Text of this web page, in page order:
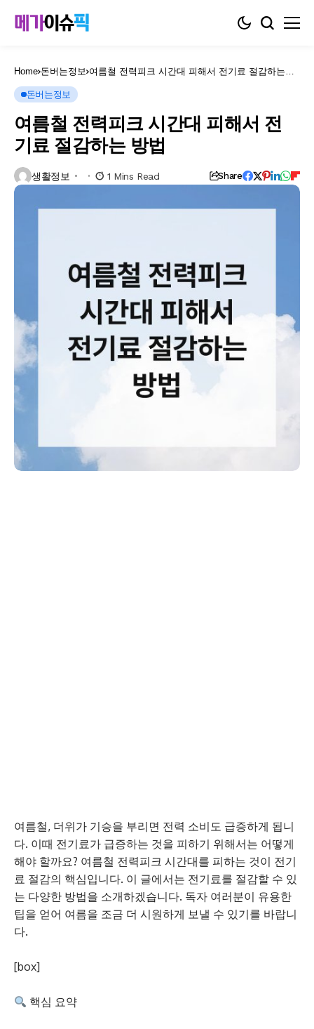
Home 돈버는정보 여름철 전력피크 시간대 피해서 전기료 절감하는
돈버는정보
여름철 전력피크 시간대 피해서 전
기료 절감하는 방법
생활정보 1 Mins Read Share
여름철, 더위가 기승을 부리면 전력 소비도 급증하게 됩니
다. 이때 전기료가 급증하는 것을 피하기 위해서는 어떻게
해야 할까요? 여름철 전력피크 시간대를 피하는 것이 전기
료 절감의 핵심입니다. 이 글에서는 전기료를 절감할 수 있
는 다양한 방법을 소개하겠습니다. 독자 여러분이 유용한
팁을 얻어 여름을 조금 더 시원하게 보낼 수 있기를 바랍니
다.
[box]
핵심 요약